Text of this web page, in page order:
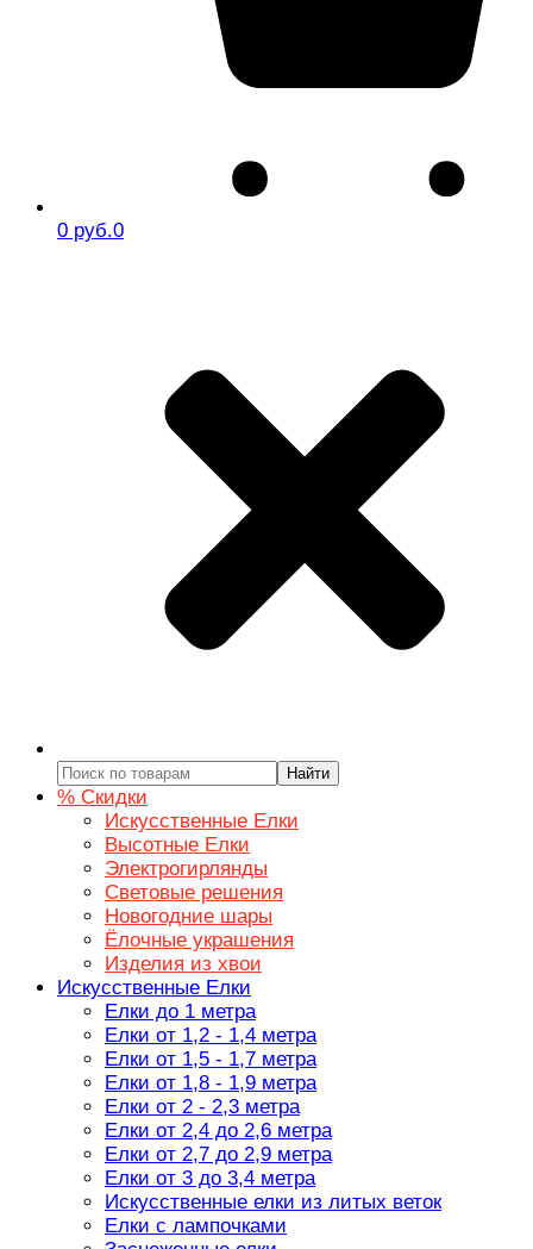
0 руб.0
Найти
% Скидки
Искусственные Елки
Высотные Елки
Электрогирлянды
Световые решения
Новогодние шары
Ёлочные украшения
Изделия из хвои
Искусственные Елки
Елки до 1 метра
Елки от 1,2 - 1,4 метра
Елки от 1,5 - 1,7 метра
Елки от 1,8 - 1,9 метра
Елки от 2 - 2,3 метра
Елки от 2,4 до 2,6 метра
Елки от 2,7 до 2,9 метра
Елки от 3 до 3,4 метра
Искусственные елки из литых веток
Елки с лампочками